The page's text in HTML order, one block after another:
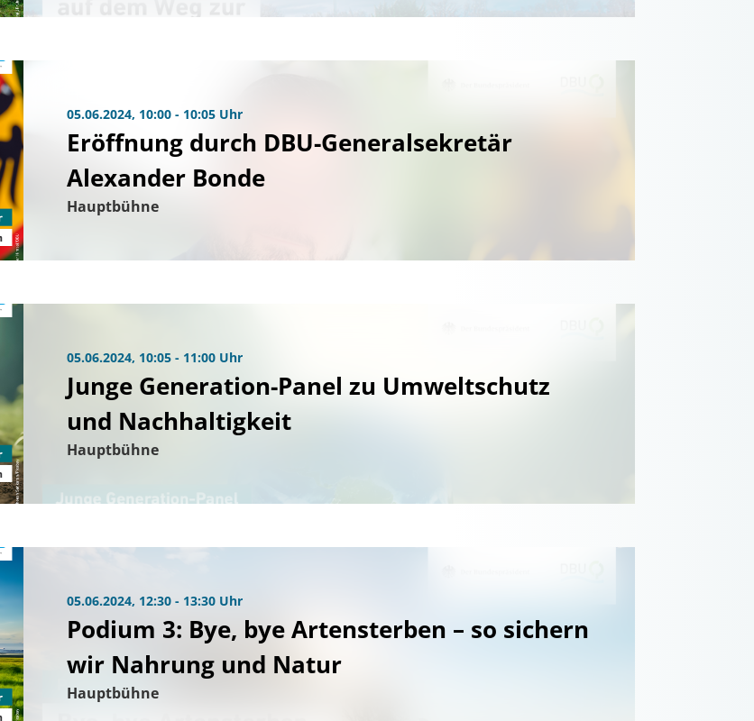
05.06.2024, 10:00 - 10:05 Uhr
Eröffnung durch DBU-Generalsekretär
Alexander Bonde
Hauptbühne
05.06.2024, 10:05 - 11:00 Uhr
Junge Generation-Panel zu Umweltschutz
und Nachhaltigkeit
Hauptbühne
05.06.2024, 12:30 - 13:30 Uhr
Podium 3: Bye, bye Artensterben – so sichern
wir Nahrung und Natur
Hauptbühne